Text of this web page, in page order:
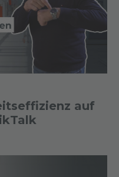
auf